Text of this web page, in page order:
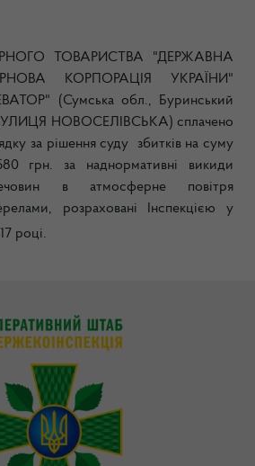
ТОВАРИСТВА "ДЕРЖАВНА
КОРПОРАЦІЯ УКРАЇНИ"
(Сумська обл., Буринський
НОВОСЕЛІВСЬКА) сплачено
за рішення суду збитків на суму
грн. за наднормативні викиди
в атмосферне повітря
розраховані Інспекцією у
році.